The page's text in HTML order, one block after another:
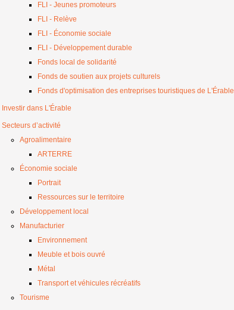
FLI - Jeunes promoteurs
FLI - Relève
FLI - Économie sociale
FLI - Développement durable
Fonds local de solidarité
Fonds de soutien aux projets culturels
Fonds d'optimisation des entreprises touristiques de L'Érable
Investir dans L'Érable
Secteurs d’activité
Agroalimentaire
ARTERRE
Économie sociale
Portrait
Ressources sur le territoire
Développement local
Manufacturier
Environnement
Meuble et bois ouvré
Métal
Transport et véhicules récréatifs
Tourisme